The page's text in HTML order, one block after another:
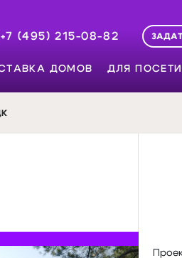
+7 (495) 215-08-82
ДОМОВ ДЛЯ